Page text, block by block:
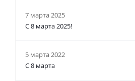
7 марта 2025
С 8 марта 2025!
5 марта 2022
С 8 марта